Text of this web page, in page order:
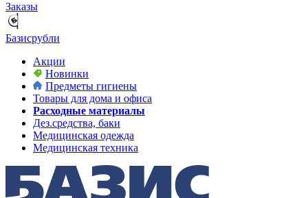
Заказы
Базисрубли
Акции
Новинки
Предметы гигиены
Товары для дома и офиса
Расходные материалы
Дез.средства, баки
Медицинская одежда
Медицинская техника